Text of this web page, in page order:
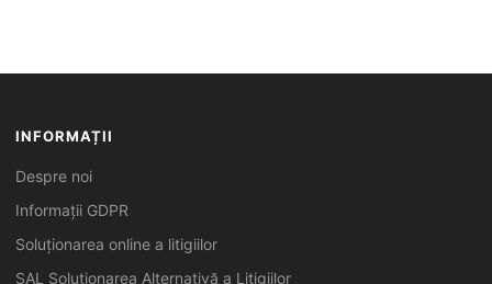
INFORMAȚII
Despre noi
Informații GDPR
Soluționarea online a litigiilor
SAL Soluționarea Alternativă a Litigiilor